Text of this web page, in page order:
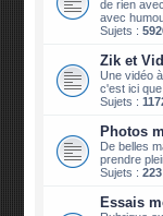
de rien
avec
Sujets :
Zik et
Une vidéo
c'est ici
Sujets :
Photos
De belles
prendre
Sujets :223
Essais